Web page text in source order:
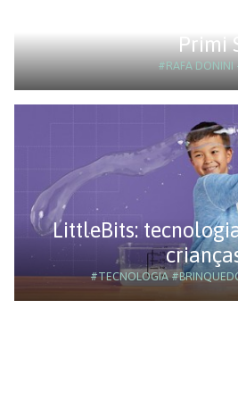
Primi
#RAFA DONINI
LittleBits:
#TECNOLOGIA